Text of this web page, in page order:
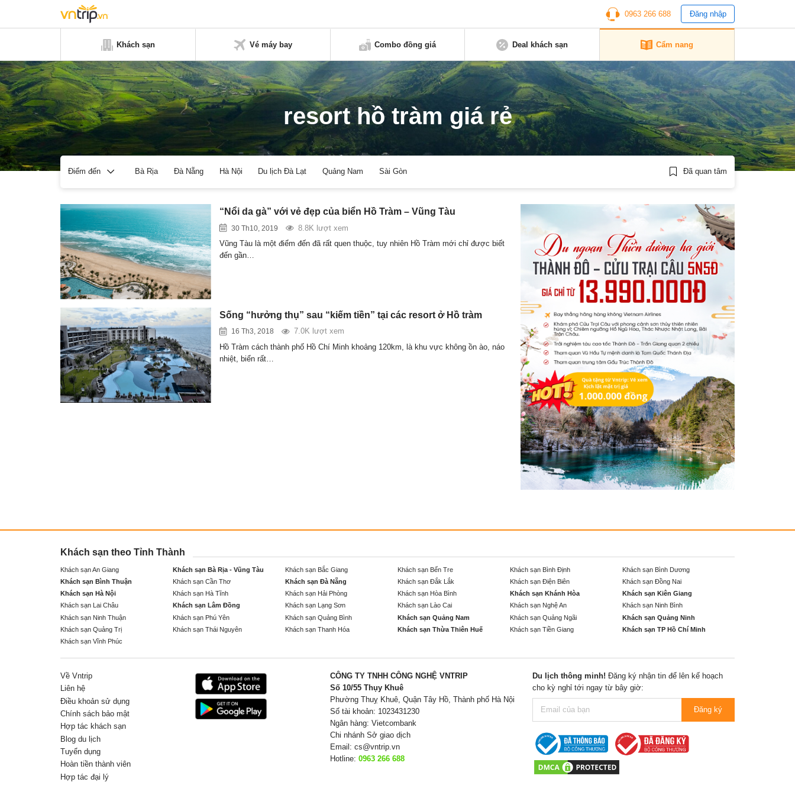
0963 266 688 Đăng nhập
Khách sạn Vé máy bay Combo đồng giá Deal khách sạn Cẩm nang
resort hồ tràm giá rẻ
Điểm đến Bà Rịa Đà Nẵng Hà Nội Du lịch Đà Lạt Quảng Nam Sài Gòn Đã quan tâm
“Nổi da gà” với vẻ đẹp của biển Hồ Tràm – Vũng Tàu
30 Th10, 2019
8.8K lượt xem
Vũng Tàu là một điểm đến đã rất quen thuộc, tuy nhiên Hồ Tràm mới chỉ được biết
đến gần…
Sống “hưởng thụ” sau “kiếm tiền” tại các resort ở Hồ tràm
16 Th3, 2018
7.0K lượt xem
Hồ Tràm cách thành phố Hồ Chí Minh khoảng 120km, là khu vực không ồn ào, náo
nhiệt, biển rất…
Khách sạn theo Tỉnh Thành
Khách sạn An Giang Khách sạn Bà Rịa - Vũng Tàu Khách sạn Bắc Giang Khách sạn Bến Tre Khách sạn Bình Định
Khách sạn Bình Dương
Khách sạn Bình Thuận
Khách sạn Cần Thơ Khách sạn Đà Nẵng Khách sạn Đắk Lắk Khách sạn Điện Biên
Khách sạn Đồng Nai
Khách sạn Hà Nội
Khách sạn Hà Tĩnh Khách sạn Hải Phòng Khách sạn Hòa Bình Khách sạn Khánh Hòa
Khách sạn Kiên Giang
Khách sạn Lai Châu
Khách sạn Lâm Đồng Khách sạn Lạng Sơn Khách sạn Lào Cai Khách sạn Nghệ An
Khách sạn Ninh Bình
Khách sạn Ninh Thuận
Khách sạn Phú Yên Khách sạn Quảng Bình Khách sạn Quảng Nam Khách sạn Quảng Ngãi
Khách sạn Quảng Ninh
Khách sạn Quảng Trị
Khách sạn Thái Nguyên Khách sạn Thanh Hóa Khách sạn Thừa Thiên Huế Khách sạn Tiền Giang
Khách sạn TP Hồ Chí Minh
Khách sạn Vĩnh Phúc
Về Vntrip
Liên hệ
Điều khoản sử dụng
Chính sách bảo mật
Hợp tác khách sạn
Blog du lịch
Tuyển dụng
Hoàn tiền thành viên
Hợp tác đại lý
CÔNG TY TNHH CÔNG NGHỆ VNTRIP
Số 10/55 Thụy Khuê
Phường Thuỵ Khuê, Quận Tây Hồ, Thành phố Hà Nội
Số tài khoản: 1023431230
Ngân hàng: Vietcombank
Chi nhánh Sở giao dịch
Email: cs@vntrip.vn
Hotline: 0963 266 688
Du lịch thông minh! Đăng ký nhận tin để lên kế hoạch
cho kỳ nghỉ tới ngay từ bây giờ:
Đăng ký